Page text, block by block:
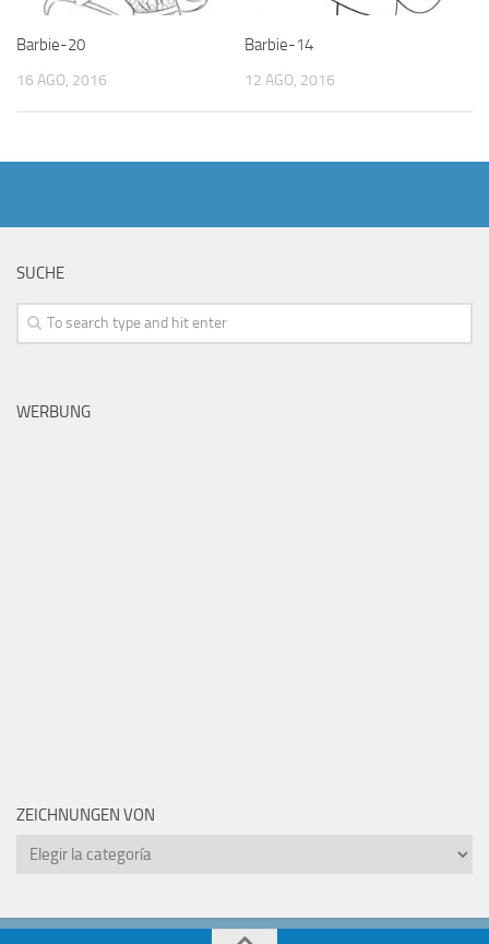
Barbie-20
16 AGO, 2016
Barbie-14
12 AGO, 2016
SUCHE
WERBUNG
ZEICHNUNGEN VON
Zeichnungen